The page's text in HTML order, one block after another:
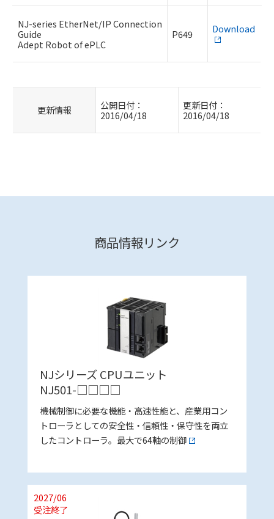
NJ-series EtherNet/IP Connection
Guide
Adept Robot of ePLC
P649 Download
更新情報
公開日付：
2016/04/18
更新日付：
2016/04/18
商品情報リンク
NJシリーズ CPUユニット
NJ501-□□□□
機械制御に必要な機能・高速性能と、産業用コン
トローラとしての安全性・信頼性・保守性を両立
したコントローラ。最大で64軸の制御
2027/06
受注終了